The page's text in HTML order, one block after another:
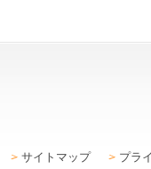
サイトマップ プラ